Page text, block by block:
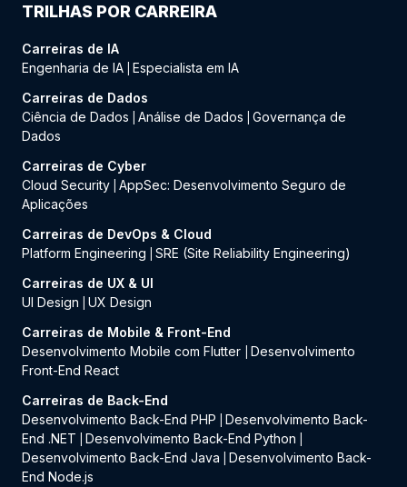
TRILHAS POR CARREIRA
Carreiras de IA
Engenharia de IA Especialista em IA
Carreiras de Dados
Ciência de Dados
Análise de Dados
Governança de
Dados
Carreiras de Cyber
Cloud Security AppSec: Desenvolvimento Seguro de
Aplicações
Carreiras de DevOps & Cloud
Platform Engineering
SRE (Site Reliability Engineering)
Carreiras de UX & UI
UI Design
UX Design
Carreiras de Mobile & Front-End
Desenvolvimento Mobile com Flutter
Desenvolvimento
Front-End React
Carreiras de Back-End
Desenvolvimento Back-End PHP
Desenvolvimento Back-
End .NET
Desenvolvimento Back-End Python
Desenvolvimento Back-End Java
Desenvolvimento Back-
End Node.js